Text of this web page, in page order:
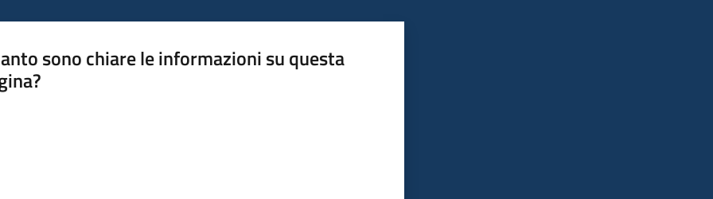
sono chiare le informazioni su questa